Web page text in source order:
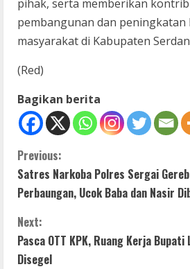
pihak, serta memberikan
pembangunan dan peningkatan
masyarakat di Kabupaten
(Red)
Bagikan berita
C
o
n
t
Previous:
Satres Narkoba Polres Sergai
Perbaungan, Ucok Baba dan Nasir
Next:
Pasca OTT KPK, Ruang Kerja
Disegel